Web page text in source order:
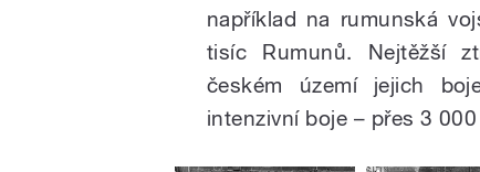
například na rumunská
tisíc Rumunů. Nejtěžší
českém území jejich
intenzivní boje – přes 3